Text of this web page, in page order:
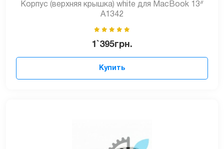
Корпус (верхняя крышка) white для MacBook 13ᐥ
A1342
1`395грн.
Купить